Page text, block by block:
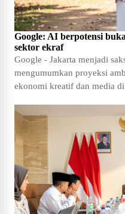
Google: AI berpotensi
sektor ekraf
Google - Jakarta menjadi
mengumumkan proyeksi
ekonomi kreatif dan media